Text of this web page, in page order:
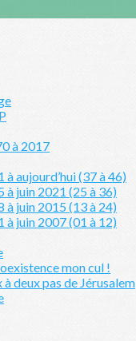
à 2017
aujourd’hui (37 à 46)
à juin 2021 (25 à 36)
à juin 2015 (13 à 24)
à juin 2007 (01 à 12)
mon cul !
deux pas de Jérusalem